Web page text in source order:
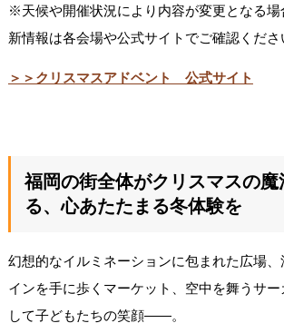
※天候や開催状況により内容が変更となる
新情報は各会場や公式サイトでご確認くださ
＞＞クリスマスアドベント 公式サイト
福岡の街全体がクリスマスの魔
る、心あたたまる冬体験を
幻想的なイルミネーションに包まれた広場、
インを手に歩くマーケット、空中を舞うサ
して子どもたちの笑顔――。